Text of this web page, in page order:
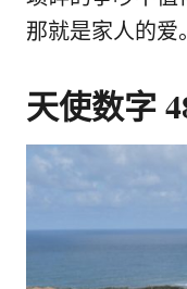
那就是家人的爱。
天使数字